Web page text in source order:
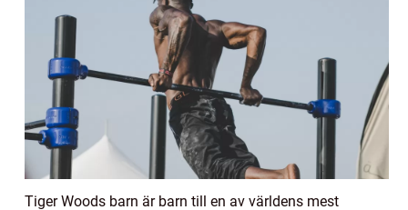
Tiger Woods barn är barn till en av världens mest